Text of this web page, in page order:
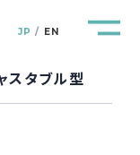
JP EN
スタブル型